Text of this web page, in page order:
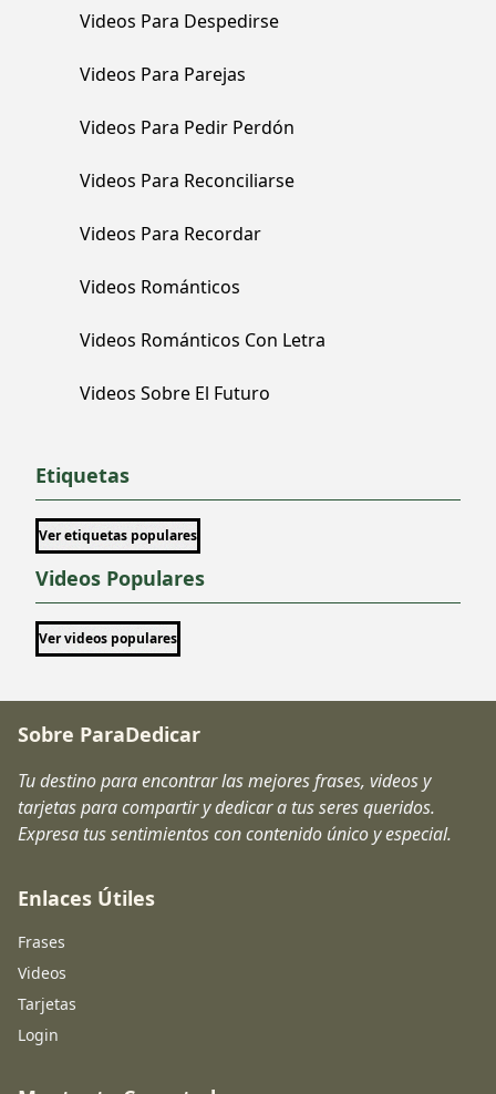
Videos Para Despedirse
Videos Para Parejas
Videos Para Pedir Perdón
Videos Para Reconciliarse
Videos Para Recordar
Videos Románticos
Videos Románticos Con Letra
Videos Sobre El Futuro
Etiquetas
Ver etiquetas populares
Videos Populares
Ver videos populares
Sobre ParaDedicar
Tu destino para encontrar las mejores frases, videos y
tarjetas para compartir y dedicar a tus seres queridos.
Expresa tus sentimientos con contenido único y especial.
Enlaces Útiles
Frases
Videos
Tarjetas
Login